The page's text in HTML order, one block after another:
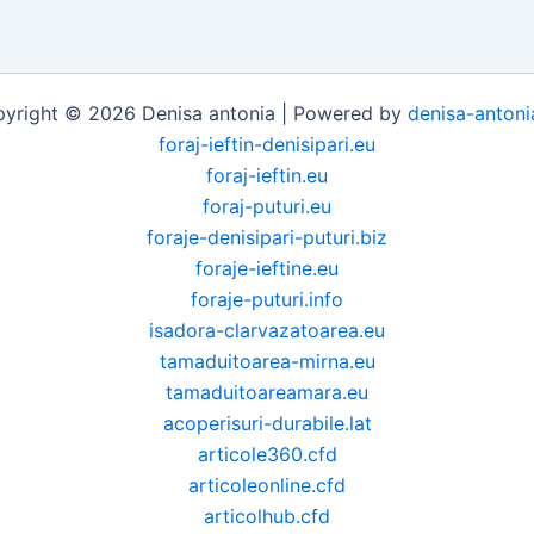
© 2026 Denisa antonia | Powered by denisa-
foraj-ieftin-denisipari.eu
foraj-ieftin.eu
foraj-puturi.eu
foraje-denisipari-puturi.biz
foraje-ieftine.eu
foraje-puturi.info
isadora-clarvazatoarea.eu
tamaduitoarea-mirna.eu
tamaduitoareamara.eu
acoperisuri-durabile.lat
articole360.cfd
articoleonline.cfd
articolhub.cfd